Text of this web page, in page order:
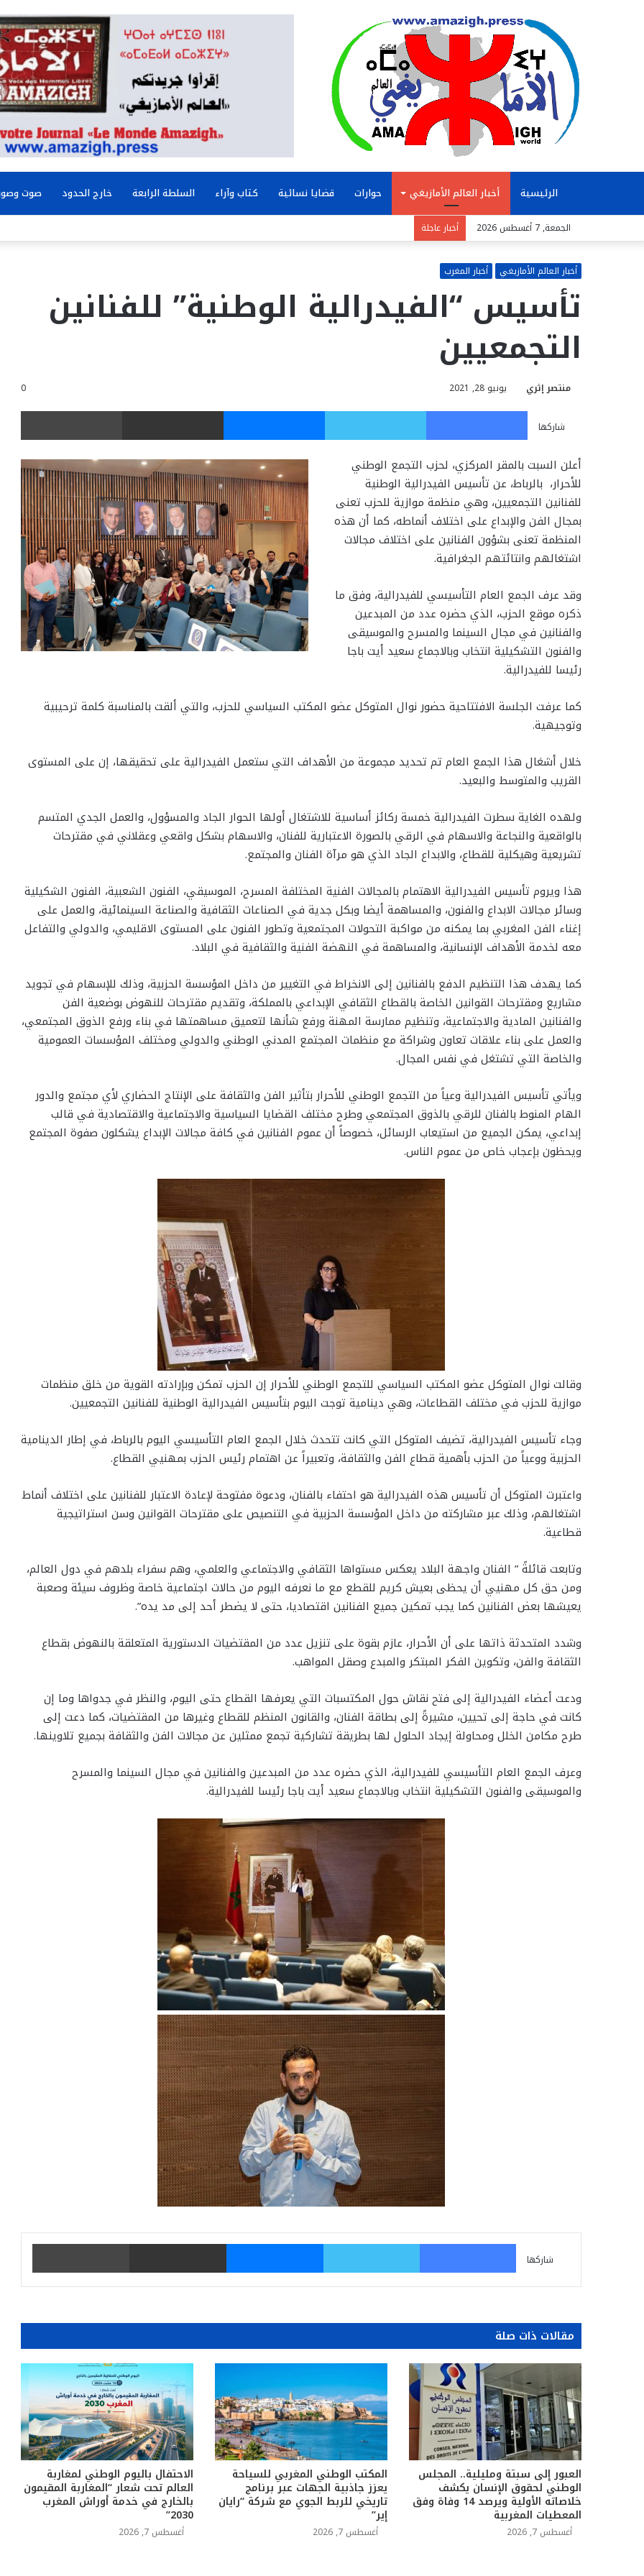
الرئيسية أخبار العالم الأمازيغي حوارات قضايا نسائية كتاب وآراء السلطة الرابعة خارج الحدود صوت
الجمعة, 7 أغسطس 2026 أخبار عاجلة
أخبار العالم الأمازيغي أخبار المغرب
تأسيس “الفيدرالية الوطنية” للفنانين
التجمعيين
منتصر إثري يونيو 28, 2021 0
شاركها
فيسبوك تويتر ماسنجر مشاركة عبر البريد
أعلن السبت بالمقر المركزي، لحزب التجمع الوطني
للأحرار، بالرباط، عن تأسيس الفيدرالية الوطنية
للفنانين التجمعيين، وهي منظمة موازية للحزب تعنى
بمجال الفن والإبداع على اختلاف أنماطه، كما أن هذه
المنظمة تعنى بشؤون الفنانين على اختلاف مجالات
اشتغالهم وانتائتهم الجغرافية.
وقد عرف الجمع العام التأسيسي للفيدرالية، وفق ما
ذكره موقع الحزب، الذي حضره عدد من المبدعين
والفنانين في مجال السينما والمسرح والموسيقى
والفنون التشكيلية انتخاب وبالاجماع سعيد أيت باجا
رئيسا للفيدرالية.
كما عرفت الجلسة الافتتاحية حضور نوال المتوكل عضو المكتب السياسي للحزب، والتي ألقت بالمناسبة كلمة ترحيبية
وتوجيهية.
خلال أشغال هذا الجمع العام تم تحديد مجموعة من الأهداف التي ستعمل الفيدرالية على تحقيقها، إن على المستوى
القريب والمتوسط والبعيد.
ولهده الغاية سطرت الفيدرالية خمسة ركائز أساسية للاشتغال أولها الحوار الجاد والمسؤول، والعمل الجدي المتسم
بالواقعية والنجاعة والاسهام في الرقي بالصورة الاعتبارية للفنان، والاسهام بشكل واقعي وعقلاني في مقترحات
تشريعية وهيكلية للقطاع، والابداع الجاد الذي هو مرآة الفنان والمجتمع.
هذا ويروم تأسيس الفيدرالية الاهتمام بالمجالات الفنية المختلفة المسرح، الموسيقي، الفنون الشعبية، الفنون الشكيلية
وسائر مجالات الابداع والفنون، والمساهمة أيضا وبكل جدية في الصناعات الثقافية والصناعة السينمائية، والعمل على
إغناء الفن المغربي بما يمكنه من مواكبة التحولات المجتمعية وتطور الفنون على المستوى الاقليمي، والدولي والتفاعل
معه لخدمة الأهداف الإنسانية، والمساهمة في النهضة الفنية والثقافية في البلاد.
كما يهدف هذا التنظيم الدفع بالفنانين إلى الانخراط في التغيير من داخل المؤسسة الحزبية، وذلك للإسهام في تجويد
مشاريع ومقترحات القوانين الخاصة بالقطاع الثقافي الإبداعي بالمملكة، وتقديم مقترحات للنهوض بوضعية الفن
والفنانين المادية والاجتماعية، وتنظيم ممارسة المهنة ورفع شأنها لتعميق مساهمتها في بناء ورفع الذوق المجتمعي،
والعمل على بناء علاقات تعاون وشراكة مع منظمات المجتمع المدني الوطني والدولي ومختلف المؤسسات العمومية
والخاصة التي تشتغل في نفس المجال.
ويأتي تأسيس الفيدرالية وعياً من التجمع الوطني للأحرار بتأثير الفن والثقافة على الإنتاج الحضاري لأي مجتمع والدور
الهام المنوط بالفنان للرقي بالذوق المجتمعي وطرح مختلف القضايا السياسية والاجتماعية والاقتصادية في قالب
إبداعي، يمكن الجميع من استيعاب الرسائل، خصوصاً أن عموم الفنانين في كافة مجالات الإبداع يشكلون صفوة المجتمع
ويحظون بإعجاب خاص من عموم الناس.
وقالت نوال المتوكل عضو المكتب السياسي للتجمع الوطني للأحرار إن الحزب تمكن وبإرادته القوية من خلق منظمات
موازية للحزب في مختلف القطاعات، وهي دينامية توجت اليوم بتأسيس الفيدرالية الوطنية للفنانين التجمعيين.
وجاء تأسيس الفيدرالية، تضيف المتوكل التي كانت تتحدث خلال الجمع العام التأسيسي اليوم بالرباط، في إطار الدينامية
الحزبية ووعياً من الحزب بأهمية قطاع الفن والثقافة، وتعبيراً عن اهتمام رئيس الحزب بمهنيي القطاع.
واعتبرت المتوكل أن تأسيس هذه الفيدرالية هو احتفاء بالفنان، ودعوة مفتوحة لإعادة الاعتبار للفنانين على اختلاف أنماط
اشتغالهم، وذلك عبر مشاركته من داخل المؤسسة الحزبية في التنصيص على مقترحات القوانين وسن استراتيجية
قطاعية.
وتابعت قائلةً ” الفنان واجهة البلاد يعكس مستواها الثقافي والاجتماعي والعلمي، وهم سفراء بلدهم في دول العالم،
ومن حق كل مهنيي أن يحظى بعيش كريم للقطع مع ما نعرفه اليوم من حالات اجتماعية خاصة وظروف سيئة وصعبة
يعيشها بعض الفنانين كما يجب تمكين جميع الفنانين اقتصاديا، حتى لا يضطر أحد إلى مد يده”.
وشدد المتحدثة ذاتها على أن الأحرار، عازم بقوة على تنزيل عدد من المقتضيات الدستورية المتعلقة بالنهوض بقطاع
الثقافة والفن، وتكوين الفكر المبتكر والمبدع وصقل المواهب.
ودعت أعضاء الفيدرالية إلى فتح نقاش حول المكتسبات التي يعرفها القطاع حتى اليوم، والنظر في جدواها وما إن
كانت في حاجة إلى تحيين، مشيرةً إلى بطاقة الفنان، والقانون المنظم للقطاع وغيرها من المقتضيات، كما دعت إلى
طرح مكامن الخلل ومحاولة إيجاد الحلول لها بطريقة تشاركية تجمع ممثلين عن مجالات الفن والثقافة بجميع تلاوينها.
وعرف الجمع العام التأسيسي للفيدرالية، الذي حضره عدد من المبدعين والفنانين في مجال السينما والمسرح
والموسيقى والفنون التشكيلية انتخاب وبالاجماع سعيد أيت باجا رئيسا للفيدرالية.
شاركها
فيسبوك تويتر ماسنجر مشاركة عبر البريد
مقالات ذات صلة
العبور إلى سبتة ومليلية.. المجلس
الوطني لحقوق الإنسان يكشف
خلاصاته الأولية ويرصد 14 وفاة وفق
المعطيات المغربية
أغسطس 7, 2026
المكتب الوطني المغربي للسياحة
يعزز جاذبية الجهات عبر برنامج
تاريخي للربط الجوي مع شركة “رايان
إير”
أغسطس 7, 2026
الاحتفال باليوم الوطني لمغاربة
العالم تحت شعار “المغاربة المقيمون
بالخارج في خدمة أوراش المغرب
2030”
أغسطس 7, 2026